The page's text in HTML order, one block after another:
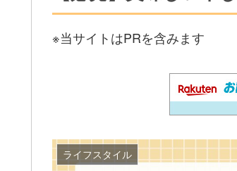
※当サイトはPRを含みます
ライフスタイル